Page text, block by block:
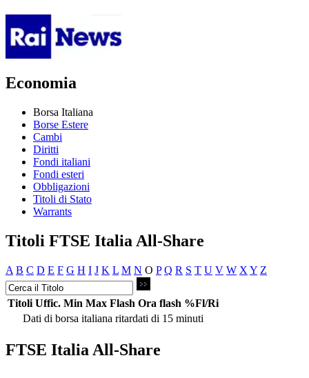
Economia
Borsa Italiana
Borse Estere
Cambi
Diritti
Fondi italiani
Fondi esteri
Obbligazioni
Titoli di Stato
Warrants
Titoli FTSE Italia All-Share
A B C D E F G H I J K L M N O P Q R S T U V W X Y Z
Titoli Uffic. Min Max Flash Ora flash %Fl/Ri
Dati di borsa italiana ritardati di 15 minuti
FTSE Italia All-Share